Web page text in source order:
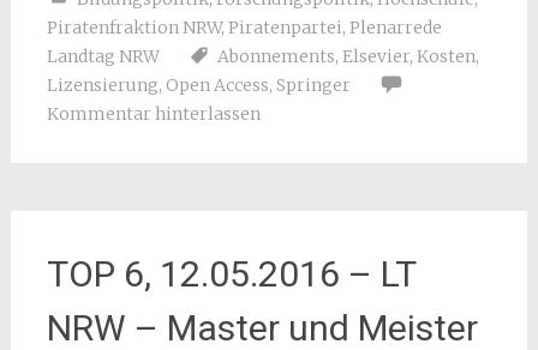
Piratenfraktion NRW, Piratenpartei, Plenarrede
Landtag NRW
Abonnements, Elsevier, Kosten,
Lizensierung, Open Access, Springer
Kommentar hinterlassen
TOP 6, 12.05.2016 – LT
NRW – Master und Meister